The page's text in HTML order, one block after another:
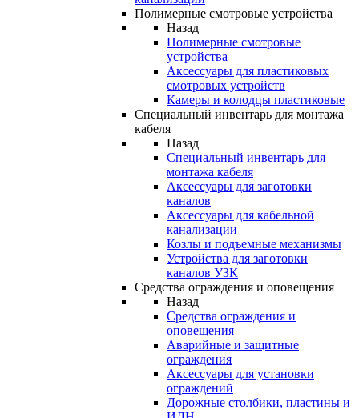
Полимерные смотровые устройства
Назад
Полимерные смотровые
устройства
Аксессуары для пластиковых
смотровых устройств
Камеры и колодцы пластиковые
Специальный инвентарь для монтажа
кабеля
Назад
Специальный инвентарь для
монтажа кабеля
Аксессуары для заготовки
каналов
Аксессуары для кабельной
канализации
Козлы и подъемные механизмы
Устройства для заготовки
каналов УЗК
Средства ограждения и оповещения
Назад
Средства ограждения и
оповещения
Аварийные и защитные
ограждения
Аксессуары для установки
ограждений
Дорожные столбики, пластины и